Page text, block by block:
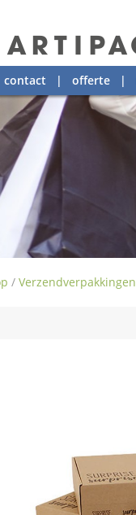
contact | offerte |
/ Verzendverpakkingen